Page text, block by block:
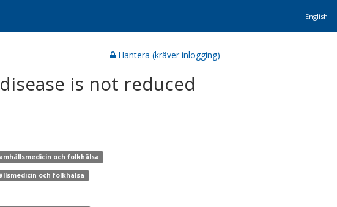
English
Hantera (kräver inlogging)
is not reduced
och folkhälsa
och folkhälsa